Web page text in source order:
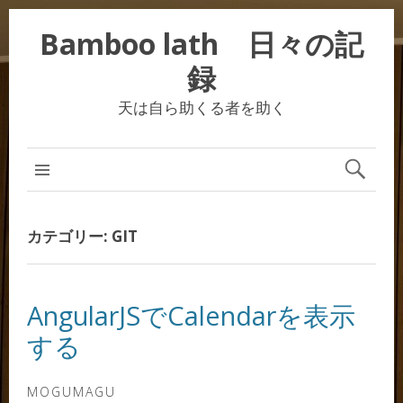
Bamboo lath 日々の記
録
天は自ら助くる者を助く
カテゴリー: GIT
AngularJSでCalendarを表示
する
MOGUMAGU